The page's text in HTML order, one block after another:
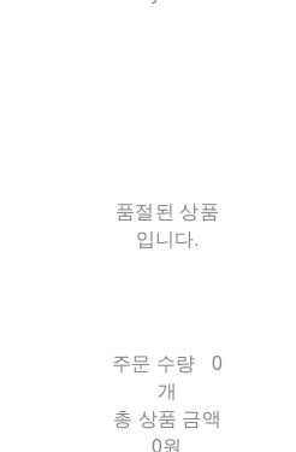
품절된 상품
입니다.
주문 수량
0
개
총 상품 금액
0원